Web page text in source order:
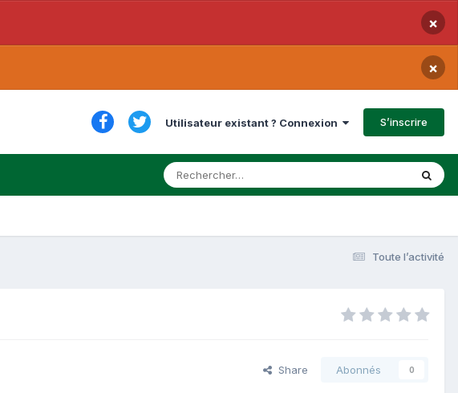
×
×
Utilisateur existant ? Connexion S’inscrire
Toute l’activité
Share Abonnés 0